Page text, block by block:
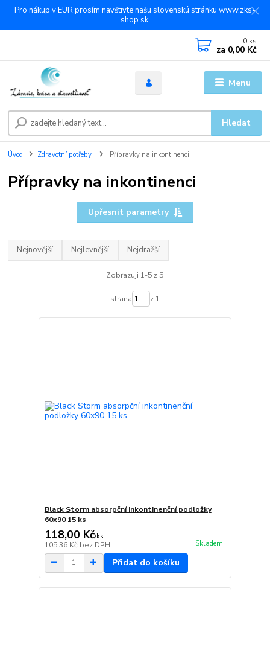
Pro nákup v EUR prosím navštivte našu slovenskú stránku www.zks-
shop.sk.
Menu
Hledat
0 ks
za 0,00 Kč
Úvod Zdravotní potřeby Přípravky na inkontinenci
Přípravky na inkontinenci
Upřesnit parametry
Nejnovější Nejlevnější Nejdražší
Zobrazuji 1-5 z 5
strana z 1
Black Storm absorpční inkontinenční podložky
60x90 15 ks
118,00 Kč/ks
105,36 Kč bez DPH Skladem
Přidat do košíku